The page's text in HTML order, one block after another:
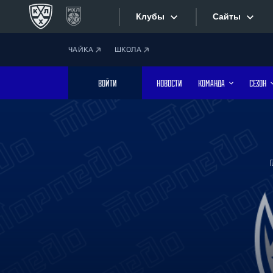
Клубы
Дивизион Боброва
Лада
Сайты
Текстовые
Фотобанк
ЧАЙКА ШКОЛА
ВОЙТИ НОВОСТИ КОМАНДА СЕЗОН